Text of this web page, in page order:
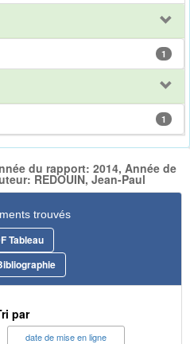
1
1
du rapport: 2014, Année de
REDOUIN, Jean-Paul
trouvés
Tableau
par
date de mise en ligne